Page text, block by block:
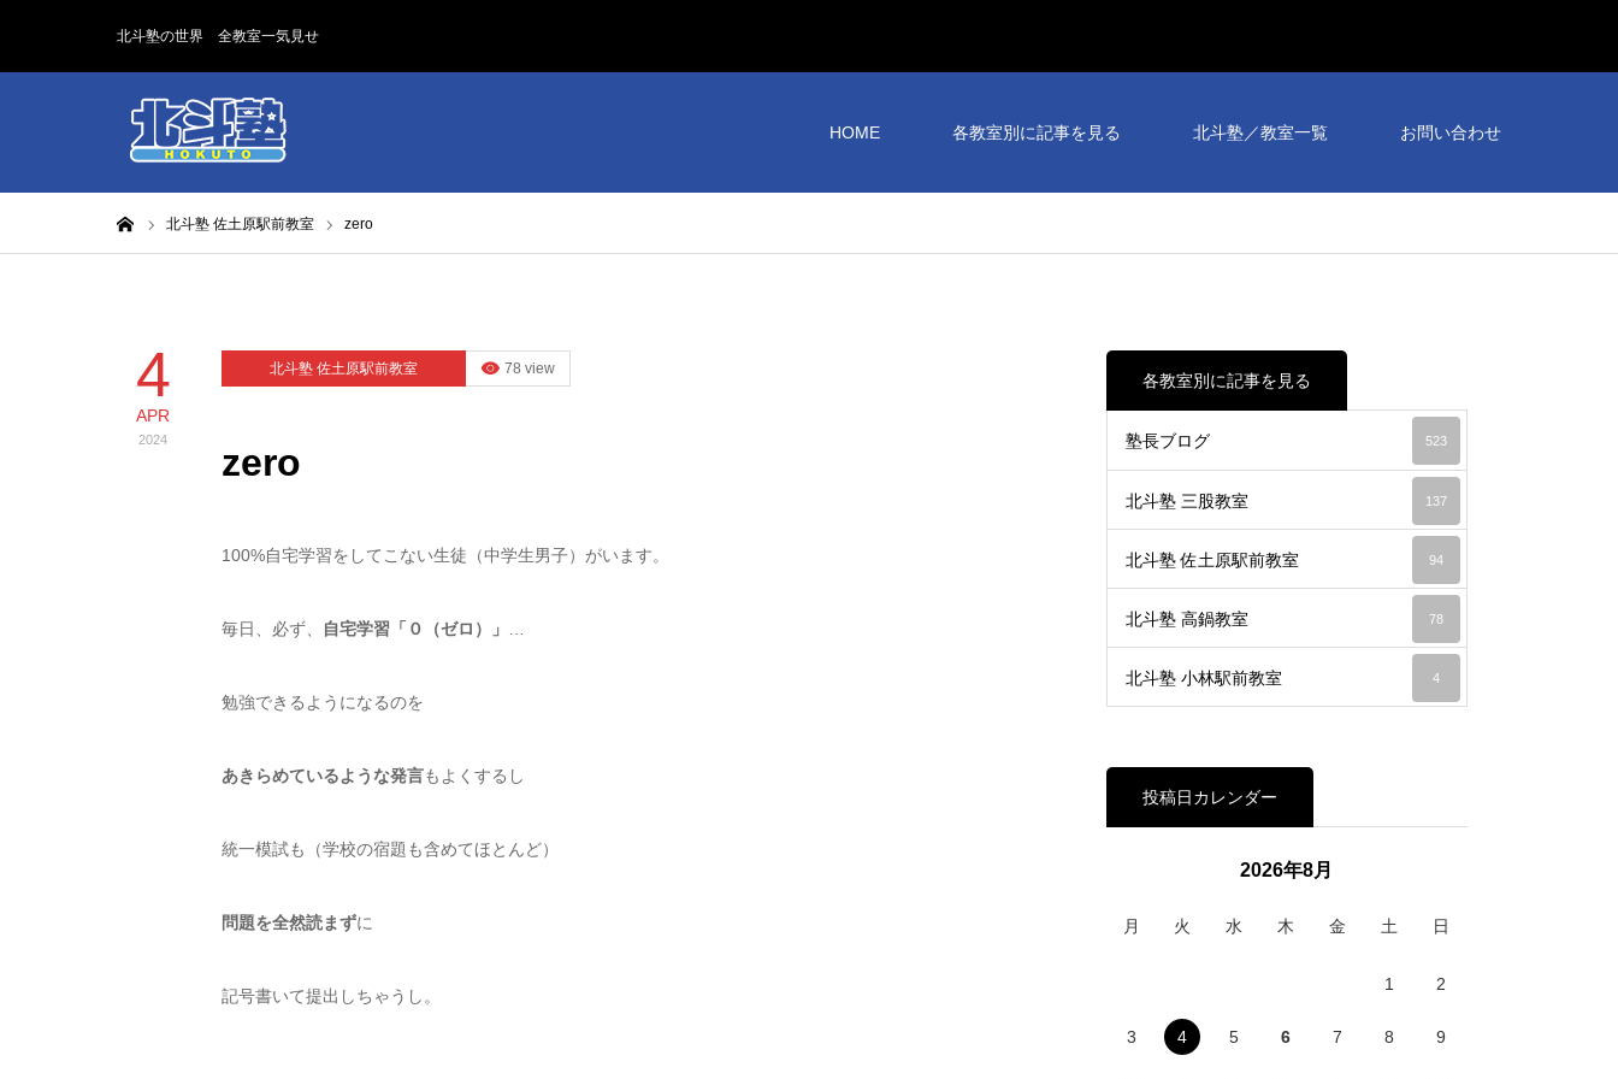
北斗塾の世界 全教室一気見せ
HOME 各教室別に記事を見る 北斗塾／教室一覧 お問い合わせ
北斗塾 佐土原駅前教室 zero
4
APR
2024
北斗塾 佐土原駅前教室 78 view
zero
100%自宅学習をしてこない生徒（中学生男子）がいます。
毎日、必ず、 自宅学習「０（ゼロ）」
勉強できるようになるのを
あきらめているような発言もよくするし
統一模試も（学校の宿題も含めてほとんど）
問題を全然読まずに
記号書いて提出しちゃうし。
各教室別に記事を見る
塾長ブログ 523
北斗塾 三股教室 137
北斗塾 佐土原駅前教室 94
北斗塾 高鍋教室 78
北斗塾 小林駅前教室 4
投稿日カレンダー
2026年8月
月 火 水 木 金 土 日
1 2
3 4 5 6 7 8 9